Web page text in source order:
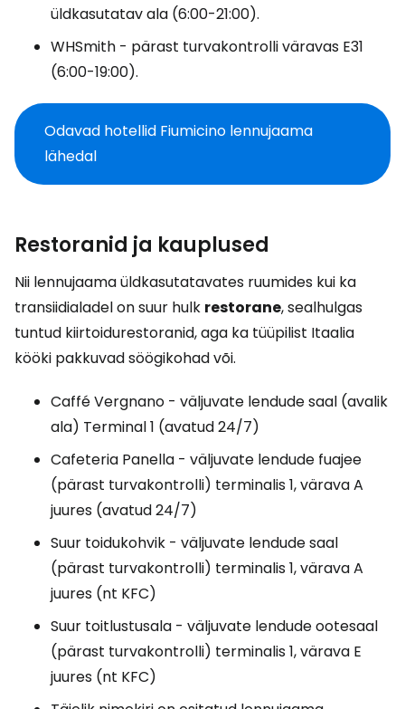
üldkasutatav ala (6:00-21:00).
WHSmith - pärast turvakontrolli väravas E31
(6:00-19:00).
Odavad hotellid Fiumicino lennujaama
lähedal
Restoranid ja kauplused
Nii lennujaama üldkasutatavates ruumides kui ka
transiidialadel on suur hulk restorane, sealhulgas
tuntud kiirtoidurestoranid, aga ka tüüpilist Itaalia
kööki pakkuvad söögikohad või.
Caffé Vergnano - väljuvate lendude saal (avalik
ala) Terminal 1 (avatud 24/7)
Cafeteria Panella - väljuvate lendude fuajee
(pärast turvakontrolli) terminalis 1, värava A
juures (avatud 24/7)
Suur toidukohvik - väljuvate lendude saal
(pärast turvakontrolli) terminalis 1, värava A
juures (nt KFC)
Suur toitlustusala - väljuvate lendude ootesaal
(pärast turvakontrolli) terminalis 1, värava E
juures (nt KFC)